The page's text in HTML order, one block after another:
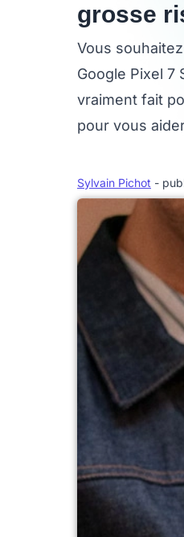
grosse
Vous
Google Pixel 7
vraiment fait
pour vous
Sylvain Pichot -